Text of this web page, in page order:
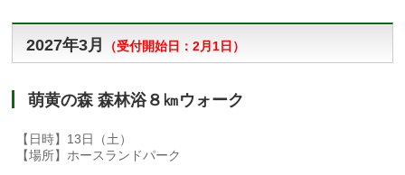
2027年3月 （受付開始日：2月1日）
萌黄の森 森林浴８㎞ウォーク
【日時】13日（土）
【場所】ホースランドパーク